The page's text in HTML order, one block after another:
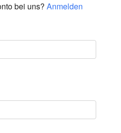
bei uns? Anmelden